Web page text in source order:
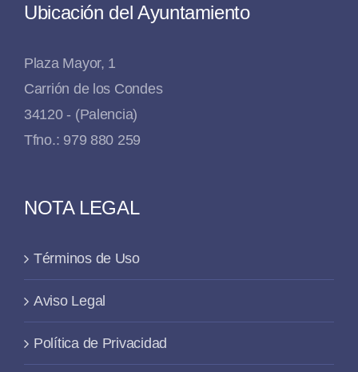
Ubicación del Ayuntamiento
Plaza Mayor, 1
Carrión de los Condes
34120 - (Palencia)
Tfno.: 979 880 259
NOTA LEGAL
Términos de Uso
Aviso Legal
Política de Privacidad